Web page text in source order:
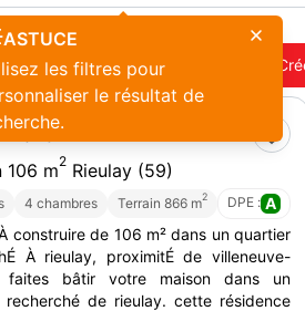
ASTUCE
les filtres pour
le résultat de
€
106 m2 Rieulay (59)
4 chambres Terrain 866 m2 DPE : A
construire de 106 m² dans un quartier
À rieulay, proximitÉ de villeneuve-
recherché de rieulay. cette résidence